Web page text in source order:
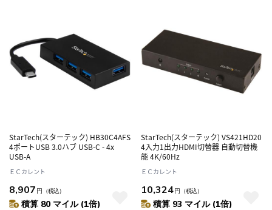
StarTech(スターテック) HB30C4AFS
4ポートUSB 3.0ハブ USB-C - 4x
USB-A
ＥＣカレント
8,907 円 （税込）
積算 80 マイル (1倍)
StarTech(スターテック) VS421HD20
4入力1出力HDMI切替器 自動切替機
能 4K/60Hz
ＥＣカレント
10,324円 （税込）
積算 93 マイル (1倍)